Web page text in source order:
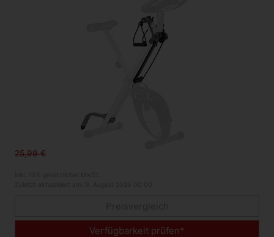
25,99 €
Verfügbarkeit prüfen*